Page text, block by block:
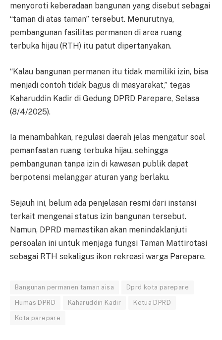
menyoroti keberadaan bangunan yang disebut sebagai
“taman di atas taman” tersebut. Menurutnya,
pembangunan fasilitas permanen di area ruang
terbuka hijau (RTH) itu patut dipertanyakan.
“Kalau bangunan permanen itu tidak memiliki izin, bisa
menjadi contoh tidak bagus di masyarakat,” tegas
Kaharuddin Kadir di Gedung DPRD Parepare, Selasa
(8/4/2025).
Ia menambahkan, regulasi daerah jelas mengatur soal
pemanfaatan ruang terbuka hijau, sehingga
pembangunan tanpa izin di kawasan publik dapat
berpotensi melanggar aturan yang berlaku.
Sejauh ini, belum ada penjelasan resmi dari instansi
terkait mengenai status izin bangunan tersebut.
Namun, DPRD memastikan akan menindaklanjuti
persoalan ini untuk menjaga fungsi Taman Mattirotasi
sebagai RTH sekaligus ikon rekreasi warga Parepare.
Bangunan permanen taman aisa Dprd kota parepare
Humas DPRD Kaharuddin Kadir Ketua DPRD
Kota parepare